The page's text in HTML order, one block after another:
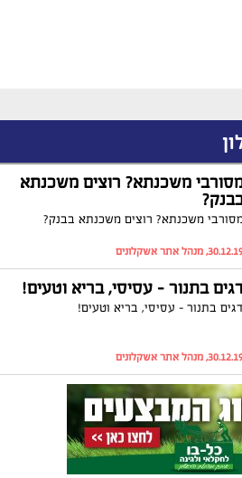
משכנתא? רוצים משכנתא
משכנתא? רוצים משכנתא בבנק?
מנהל אתר אשקלונים
בתנור – עסיסי, בריא וטעים!
דגים בתנור – עסיסי, בריא וטעים!
מנהל אתר אשקלונים